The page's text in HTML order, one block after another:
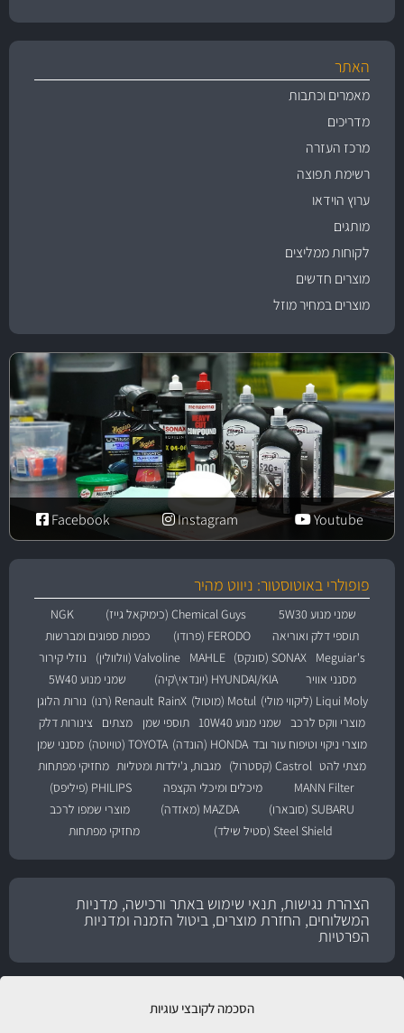
הסכמה לקובצי עוגיות
האתר
מאמרים וכתבות
מדריכים
מרכז העזרה
רשימת תפוצה
ערוץ הוידאו
מותגים
לקוחות ממליצים
מוצרים חדשים
מוצרים במחיר מוזל
Youtube
Instagram
Facebook
פופולרי באוטוסטור: ניווט מהיר
שמני מנוע 5W30 Chemical Guys (כימיקאל גייז)
NGK
תוספי דלק ואוריאה
FERODO (פרודו)
כפפות ספוגים ומברשות
Meguiar's
SONAX (סונקס) MAHLE Valvoline (וולוולין)
נוזלי קירור
מסנני אוויר
HYUNDAI/KIA (יונדאי\קיה)
שמני מנוע 5W40
Liqui Moly (ליקווי מולי)
Motul (מוטול) RainX Renault (רנו)
נורות הלוגן
מוצרי ווקס לרכב
שמני מנוע 10W40 תוספי שמן מצתים
צינורות דלק
מוצרי ניקוי וטיפוח עור ובד HONDA (הונדה) TOYOTA (טויוטה)
מסנני שמן
מצתי להט Castrol (קסטרול) מגבות, ג'ילדות ומטליות מחזיקי מפתחות
MANN Filter
מיכלים ומיכלי הקצפה
PHILIPS (פיליפס)
SUBARU (סובארו)
MAZDA (מאזדה)
מוצרי שמפו לרכב
Steel Shield (סטיל שילד)
מחזיקי מפתחות
הצהרת נגישות, תנאי שימוש באתר ורכישה, מדניות
המשלוחים, החזרת מוצרים, ביטול הזמנה ומדניות
הפרטיות